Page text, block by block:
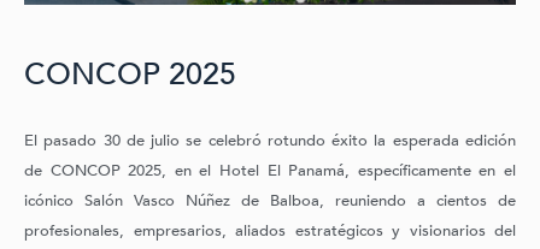
CONCOP 2025
El pasado 30 de julio se celebró rotundo éxito la esperada edición
de CONCOP 2025, en el Hotel El Panamá, específicamente en el
icónico Salón Vasco Núñez de Balboa, reuniendo a cientos de
profesionales, empresarios, aliados estratégicos y visionarios del